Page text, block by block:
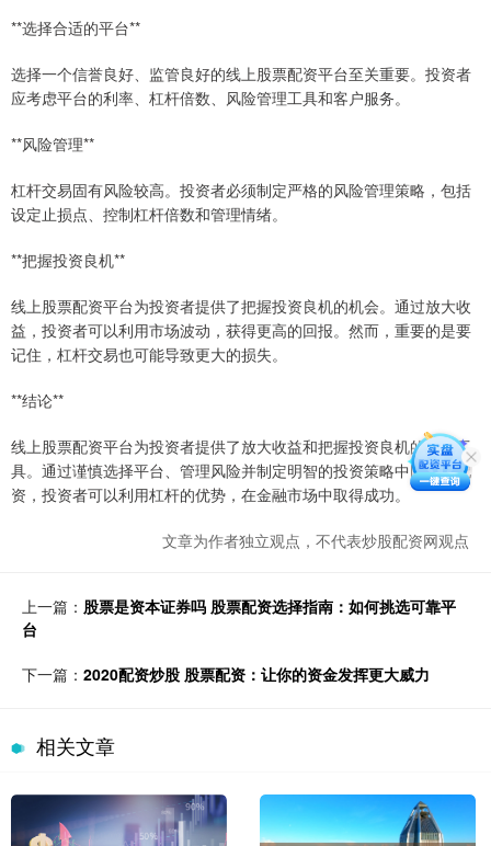
**选择合适的平台**
选择一个信誉良好、监管良好的线上股票配资平台至关重要。投资者
应考虑平台的利率、杠杆倍数、风险管理工具和客户服务。
**风险管理**
杠杆交易固有风险较高。投资者必须制定严格的风险管理策略，包括
设定止损点、控制杠杆倍数和管理情绪。
**把握投资良机**
线上股票配资平台为投资者提供了把握投资良机的机会。通过放大收
益，投资者可以利用市场波动，获得更高的回报。然而，重要的是要
记住，杠杆交易也可能导致更大的损失。
**结论**
线上股票配资平台为投资者提供了放大收益和把握投资良机的强大工
具。通过谨慎选择平台、管理风险并制定明智的投资策略中国期货配
资，投资者可以利用杠杆的优势，在金融市场中取得成功。
文章为作者独立观点，不代表炒股配资网观点
上一篇： 股票是资本证券吗 股票配资选择指南：如何挑选可靠平
台
下一篇： 2020配资炒股 股票配资：让你的资金发挥更大威力
相关文章